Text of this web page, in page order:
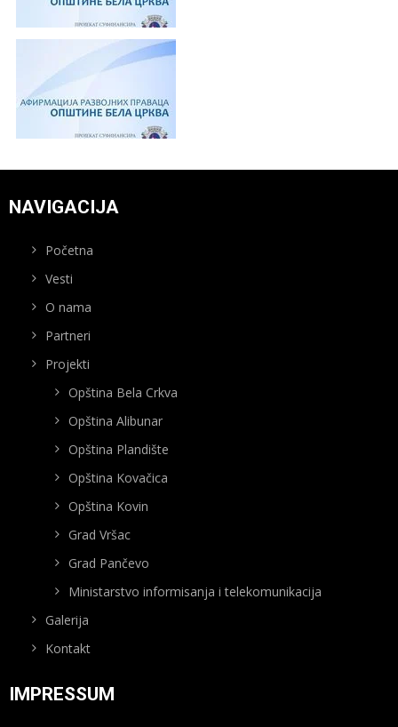
NAVIGACIJA
Početna
Vesti
O nama
Partneri
Projekti
Opština Bela Crkva
Opština Alibunar
Opština Plandište
Opština Kovačica
Opština Kovin
Grad Vršac
Grad Pančevo
Ministarstvo informisanja i telekomunikacija
Galerija
Kontakt
IMPRESSUM